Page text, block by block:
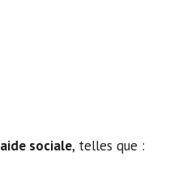
aide sociale, telles que :